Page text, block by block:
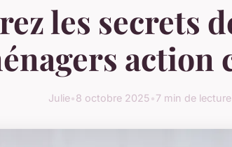
les secrets
action
Julie•8 octobre 2025•7 min de lecture